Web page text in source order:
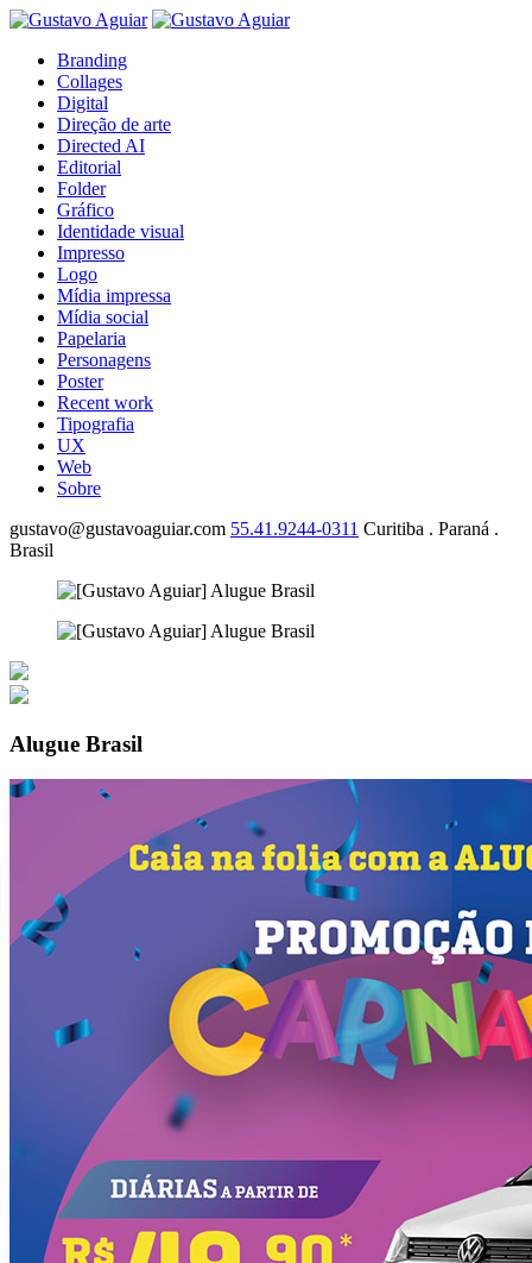
Branding
Collages
Digital
Direção de arte
Directed AI
Editorial
Folder
Gráfico
Identidade visual
Impresso
Logo
Mídia impressa
Mídia social
Papelaria
Personagens
Poster
Recent work
Tipografia
UX
Web
Sobre
gustavo@gustavoaguiar.com 55.41.9244-0311 Curitiba . Paraná .
Brasil
Alugue Brasil